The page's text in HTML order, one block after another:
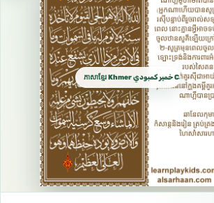
ភាសាខ្មែរ Khmer خمير كمبودي Cambodian